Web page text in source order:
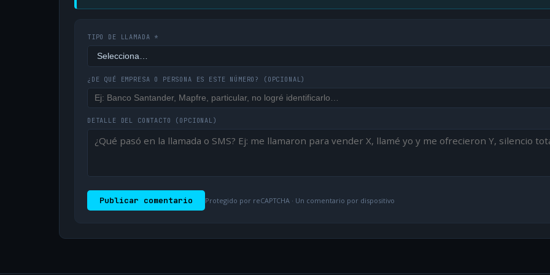
TIPO DE LLAMADA *
¿DE QUÉ EMPRESA O PERSONA ES ESTE NÚMERO? (OPCIONAL)
DETALLE DEL CONTACTO (OPCIONAL)
Publicar comentario Protegido por reCAPTCHA · Un comentario por dispositivo